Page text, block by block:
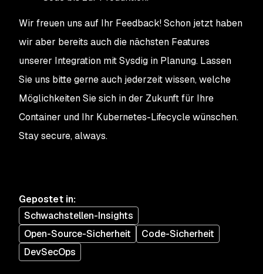
Wir freuen uns auf Ihr Feedback! Schon jetzt haben
wir aber bereits auch die nächsten Features
unserer Integration mit Sysdig in Planung. Lassen
Sie uns bitte gerne auch jederzeit wissen, welche
Möglichkeiten Sie sich in der Zukunft für Ihre
Container und Ihr Kubernetes-Lifecycle wünschen.
Stay secure, always.
Gepostet in:
Schwachstellen-Insights
Open-Source-Sicherheit
Code-Sicherheit
DevSecOps